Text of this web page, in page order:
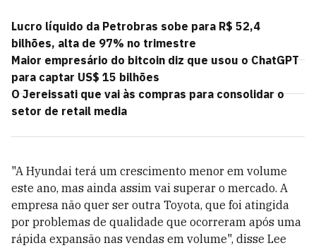
Lucro líquido da Petrobras sobe para R$ 52,4
bilhões, alta de 97% no trimestre
Maior empresário do bitcoin diz que usou o ChatGPT
para captar US$ 15 bilhões
O Jereissati que vai às compras para consolidar o
setor de retail media
"A Hyundai terá um crescimento menor em volume
este ano, mas ainda assim vai superar o mercado. A
empresa não quer ser outra Toyota, que foi atingida
por problemas de qualidade que ocorreram após uma
rápida expansão nas vendas em volume", disse Lee